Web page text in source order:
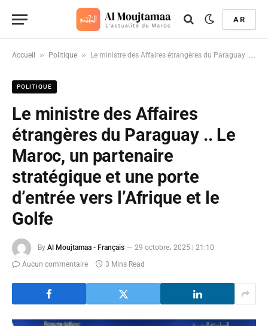
AR
Accueil » Politique » Le ministre des Affaires étrangères du Paraguay .. Le Maroc, un partenaire stratégique et une porte d’entrée vers l’Afrique et le Golfe
POLITIQUE
Le ministre des Affaires
étrangères du Paraguay .. Le
Maroc, un partenaire
stratégique et une porte
d’entrée vers l’Afrique et le
Golfe
By Al Moujtamaa - Français
29 octobre، 2025 | 21:10
Aucun commentaire
3 Mins Read